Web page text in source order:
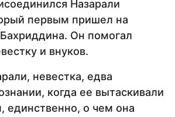
Назарали
первым пришел на
Он помогал
и внуков.
невестка, едва
когда ее вытаскивали
единственно, о чем она